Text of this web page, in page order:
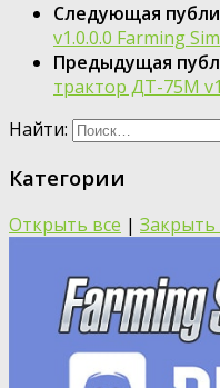
Следующая
v1.0.0.0 Farming
Предыдущая
трактор ДТ-75М
Найти:
Категории
Открыть все | Закрыть